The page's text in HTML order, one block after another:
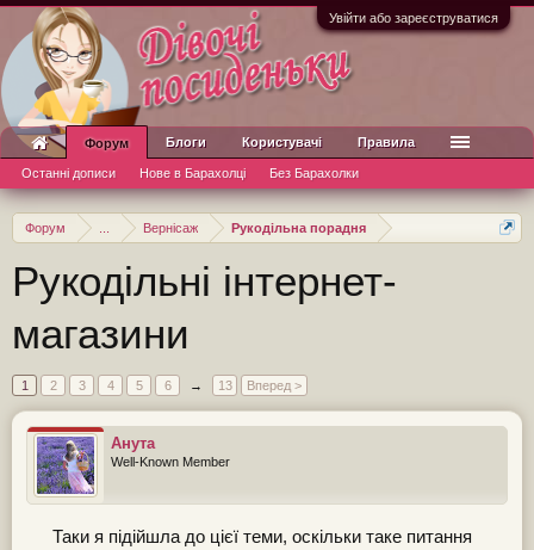
Увійти або зареєструватися
Форум Вернісаж Рукодільна порадня
Рукодільні інтернет-
магазини
1 2 3 4 5 6 → 13 Вперед >
Анута
Well-Known Member
Таки я підійшла до цієї теми, оскільки таке питання
Форум
Останні дописи Нове в Барахолці Без Барахолки
Блоги Користувачі Правила